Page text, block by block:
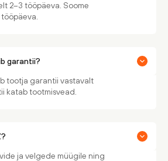
2–3 tööpäeva. Soome
garantii?
tootja garantii vastavalt
katab tootmisvead.
ja velgede müügile ning